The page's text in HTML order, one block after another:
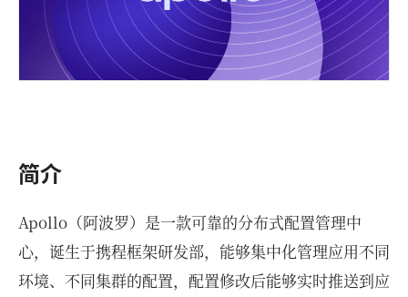
简介
Apollo（阿波罗）是一款可靠的分布式配置管理中
心，诞生于携程框架研发部，能够集中化管理应用不同
环境、不同集群的配置，配置修改后能够实时推送到应